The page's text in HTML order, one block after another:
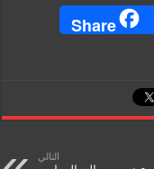
Share
التالي